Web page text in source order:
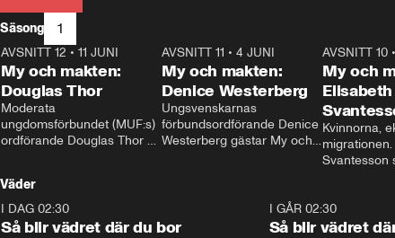
Säsong 1
26:27
AVSNITT 12 • 11 JUNI
My och makten:
Douglas Thor
Moderata
ungdomsförbundet (MUF:s)
ordförande Douglas Thor
tonårsutvisningarna och hur
Moderaterna ska locka
väljare till valet i höst.
23:40
AVSNITT 11 •4 JUNI
My och makten:
Denice Westerberg
Ungsvenskarnas
förbundsordförande Denice
Westerberg gästar My och
AVSNITT 10
My och
Elisabeth
Kvinnorna,
Svantesson
Väder
I DAG 02:30
Så blir vädret där du bor
I GÅR 02:30
Så blir vädret